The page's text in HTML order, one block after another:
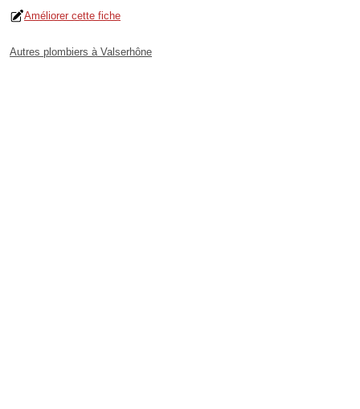
Améliorer cette fiche
Autres plombiers à Valserhône